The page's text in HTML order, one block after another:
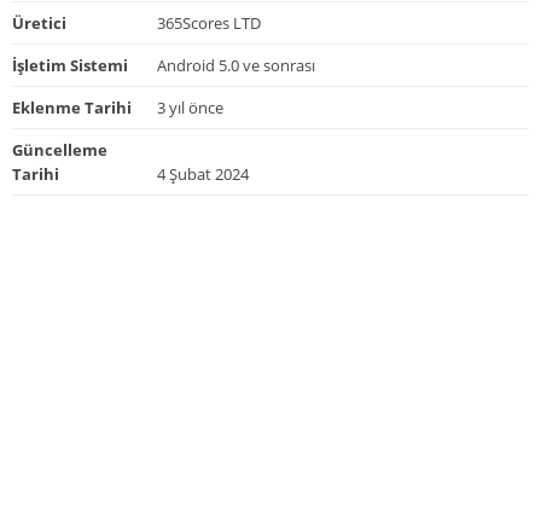
Üretici
365Scores LTD
İşletim Sistemi
Android 5.0 ve sonrası
Eklenme Tarihi
3 yıl önce
Güncelleme
Tarihi
4 Şubat 2024